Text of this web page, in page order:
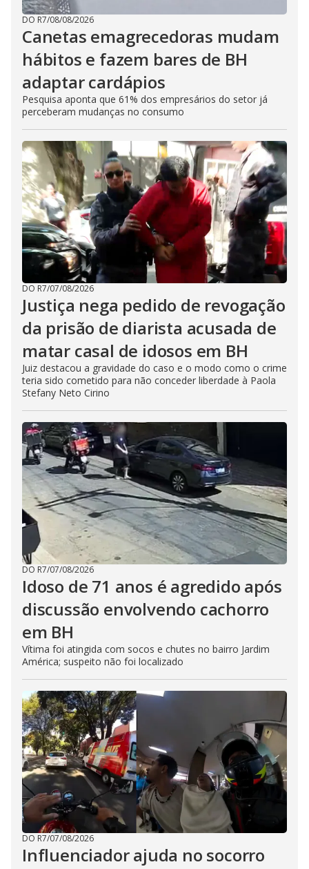
DO R7/08/08/2026
Canetas emagrecedoras mudam
hábitos e fazem bares de BH
adaptar cardápios
Pesquisa aponta que 61% dos empresários do setor já
perceberam mudanças no consumo
DO R7/07/08/2026
Justiça nega pedido de revogação
da prisão de diarista acusada de
matar casal de idosos em BH
Juiz destacou a gravidade do caso e o modo como o crime
teria sido cometido para não conceder liberdade à Paola
Stefany Neto Cirino
DO R7/07/08/2026
Idoso de 71 anos é agredido após
discussão envolvendo cachorro
em BH
Vítima foi atingida com socos e chutes no bairro Jardim
América; suspeito não foi localizado
DO R7/07/08/2026
Influenciador ajuda no socorro